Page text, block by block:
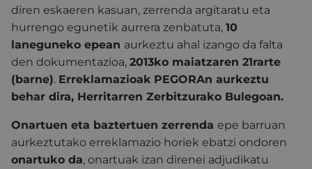
diren eskaeren kasuan, zerrenda argitaratu eta
hurrengo egunetik aurrera zenbatuta, 10
laneguneko epean aurkeztu ahal izango da falta
den dokumentazioa, 2013ko maiatzaren 21rarte
(barne). Erreklamazioak PEGORAn aurkeztu
behar dira, Herritarren Zerbitzurako Bulegoan.
Onartuen eta baztertuen zerrenda epe barruan
aurkeztutako erreklamazio horiek ebatzi ondoren
onartuko da, onartuak izan direnei adjudikatu